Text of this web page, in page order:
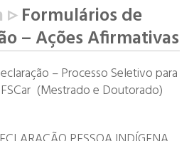
▹Formulários de
– Ações Afirmativas
– Processo Seletivo para
(Mestrado e Doutorado)